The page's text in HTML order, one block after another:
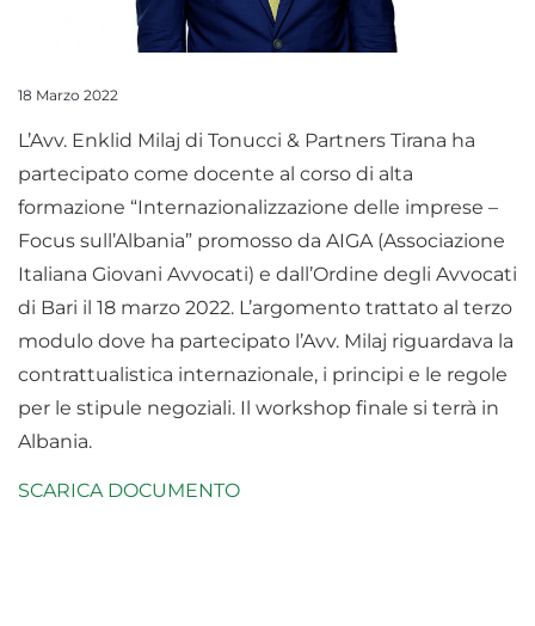
18 Marzo 2022
L’Avv. Enklid Milaj di Tonucci & Partners Tirana ha
partecipato come docente al corso di alta
formazione “Internazionalizzazione delle imprese –
Focus sull’Albania” promosso da AIGA (Associazione
Italiana Giovani Avvocati) e dall’Ordine degli Avvocati
di Bari il 18 marzo 2022. L’argomento trattato al terzo
modulo dove ha partecipato l’Avv. Milaj riguardava la
contrattualistica internazionale, i principi e le regole
per le stipule negoziali. Il workshop finale si terrà in
Albania.
SCARICA DOCUMENTO